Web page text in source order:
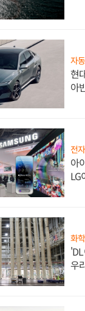
자
현
아
전
아
LG
화
우